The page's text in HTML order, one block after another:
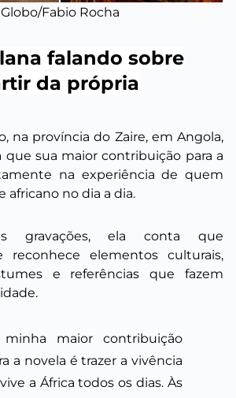
Globo/Fabio Rocha
falando sobre
da própria
na província do Zaire, em Angola,
que sua maior contribuição para a
na experiência de quem
africano no dia a dia.
gravações, ela conta que
reconhece elementos culturais,
e referências que fazem
minha maior contribuição
a novela é trazer a vivência
a África todos os dias. Às